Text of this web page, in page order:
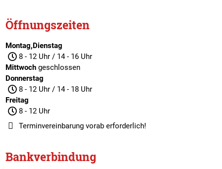
Öffnungszeiten
Montag,Dienstag
8 - 12 Uhr / 14 - 16 Uhr
Mittwochgeschlossen
Donnerstag
8 - 12 Uhr / 14 - 18 Uhr
Freitag
8 - 12 Uhr
Terminvereinbarungvorab erforderlich!
Bankverbindung